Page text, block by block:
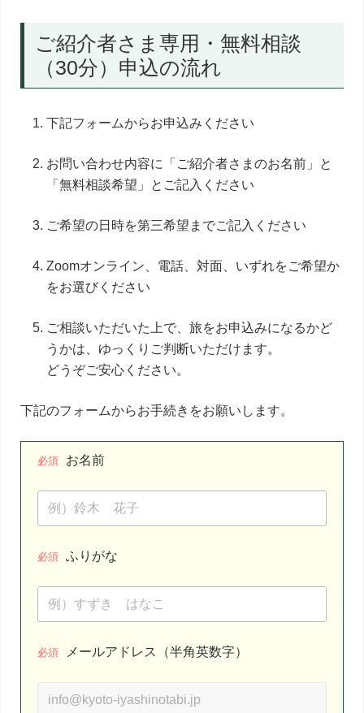
ご紹介者さま専用・無料相談
（30分）申込の流れ
下記フォームからお申込みください
お問い合わせ内容に「ご紹介者さまのお名前」と
「無料相談希望」とご記入ください
ご希望の日時を第三希望までご記入ください
Zoomオンライン、電話、対面、いずれをご希望か
をお選びください
ご相談いただいた上で、旅をお申込みになるかど
うかは、ゆっくりご判断いただけます。
どうぞご安心ください。
下記のフォームからお手続きをお願いします。
必須 お名前
必須 ふりがな
必須 メールアドレス（半角英数字）